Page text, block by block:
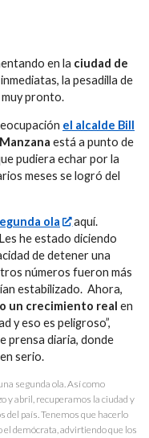
en la ciudad de
la pesadilla de
pronto.
el alcalde Bill
está a punto de
pudiera echar por la
meses se logró del
ola
aquí.
he estado diciendo
de detener una
números fueron más
estabilizado. Ahora,
un crecimiento real en
y eso es peligroso”,
prensa diaria, donde
serio.
segunda ola. Así como
y abril, recuperamos la ciudad y
del país. Tenemos que hacerlo
el demócrata, advirtiendo que los